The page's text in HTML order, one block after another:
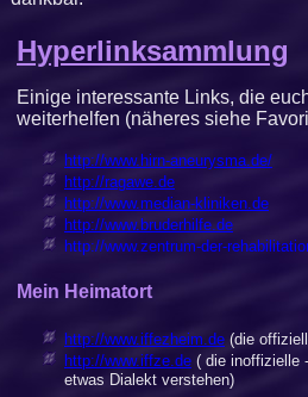
Hyperlinksammlung
Einige interessante Links, die
weiterhelfen (näheres siehe
http://www.hirn-aneurysma.de/
http://ragawe.de
http://www.median-kliniken.de
http://www.bruderhilfe.de
http://www.zentrum-der-
Mein Heimatort
http://www.iffezheim.de (die
http://www.iffze.de ( die inoffizielle
etwas Dialekt verstehen)